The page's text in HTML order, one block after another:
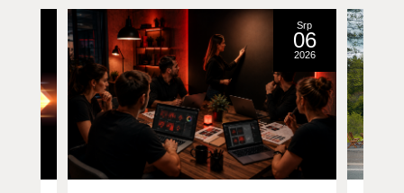
Srp
06
2026